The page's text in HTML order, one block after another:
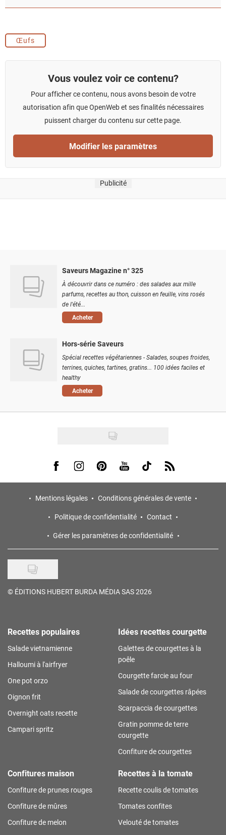
Œufs
Vous voulez voir ce contenu?
Pour afficher ce contenu, nous avons besoin de votre
autorisation afin que OpenWeb et ses finalités nécessaires
puissent charger du contenu sur cette page.
Modifier les paramètres
Publicité
Saveurs Magazine n° 325
À découvrir dans ce numéro : des salades aux mille
parfums, recettes au thon, cuisson en feuille, vins rosés
de l'été...
Acheter
Hors-série Saveurs
Spécial recettes végétariennes - Salades, soupes froides,
terrines, quiches, tartines, gratins... 100 idées faciles et
healthy
Acheter
Visit us on Facebook
Visit us on Instagram
Visit us on Pinterest
Visit us on Youtube
Visit us on Tiktok
Visit us on Rss
Mentions légales
Conditions générales de vente
Politique de confidentialité
Contact
Gérer les paramètres de confidentialité
© ÉDITIONS HUBERT BURDA MÉDIA SAS 2026
Recettes populaires
Salade vietnamienne
Halloumi à l'airfryer
One pot orzo
Oignon frit
Overnight oats recette
Campari spritz
Idées recettes courgette
Galettes de courgettes à la
poêle
Courgette farcie au four
Salade de courgettes râpées
Scarpaccia de courgettes
Gratin pomme de terre
courgette
Confiture de courgettes
Confitures maison
Confiture de prunes rouges
Confiture de mûres
Confiture de melon
Recettes à la tomate
Recette coulis de tomates
Tomates confites
Velouté de tomates